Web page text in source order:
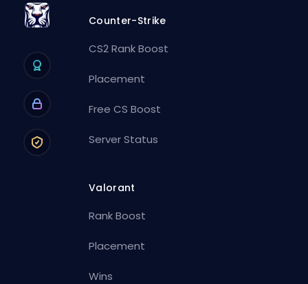
Counter-Strike
CS2 Rank Boost
Placement
Free CS Boost
Server Status
Valorant
Rank Boost
Placement
Wins